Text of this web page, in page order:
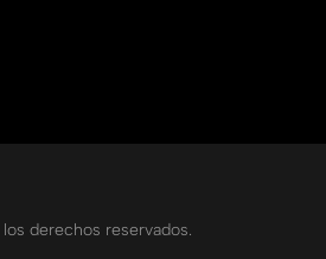
derechos reservados.